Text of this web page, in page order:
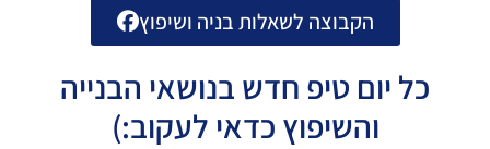
הקבוצה לשאלות בניה ושיפוץ
כל יום טיפ חדש בנושאי הבנייה
והשיפוץ כדאי לעקוב:)